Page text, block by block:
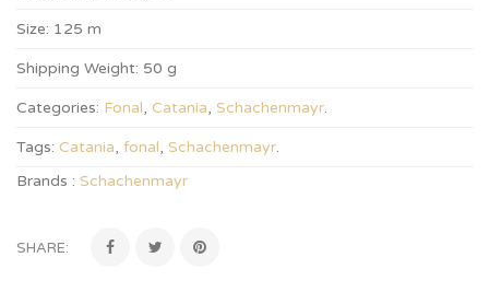
Size: 125 m
Shipping Weight: 50 g
Categories: Fonal, Catania, Schachenmayr.
Tags: Catania, fonal, Schachenmayr.
Brands : Schachenmayr
SHARE: